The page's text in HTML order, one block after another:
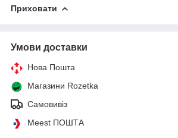
Приховати
Умови доставки
Нова Пошта
Магазини Rozetka
Самовивіз
Meest ПОШТА